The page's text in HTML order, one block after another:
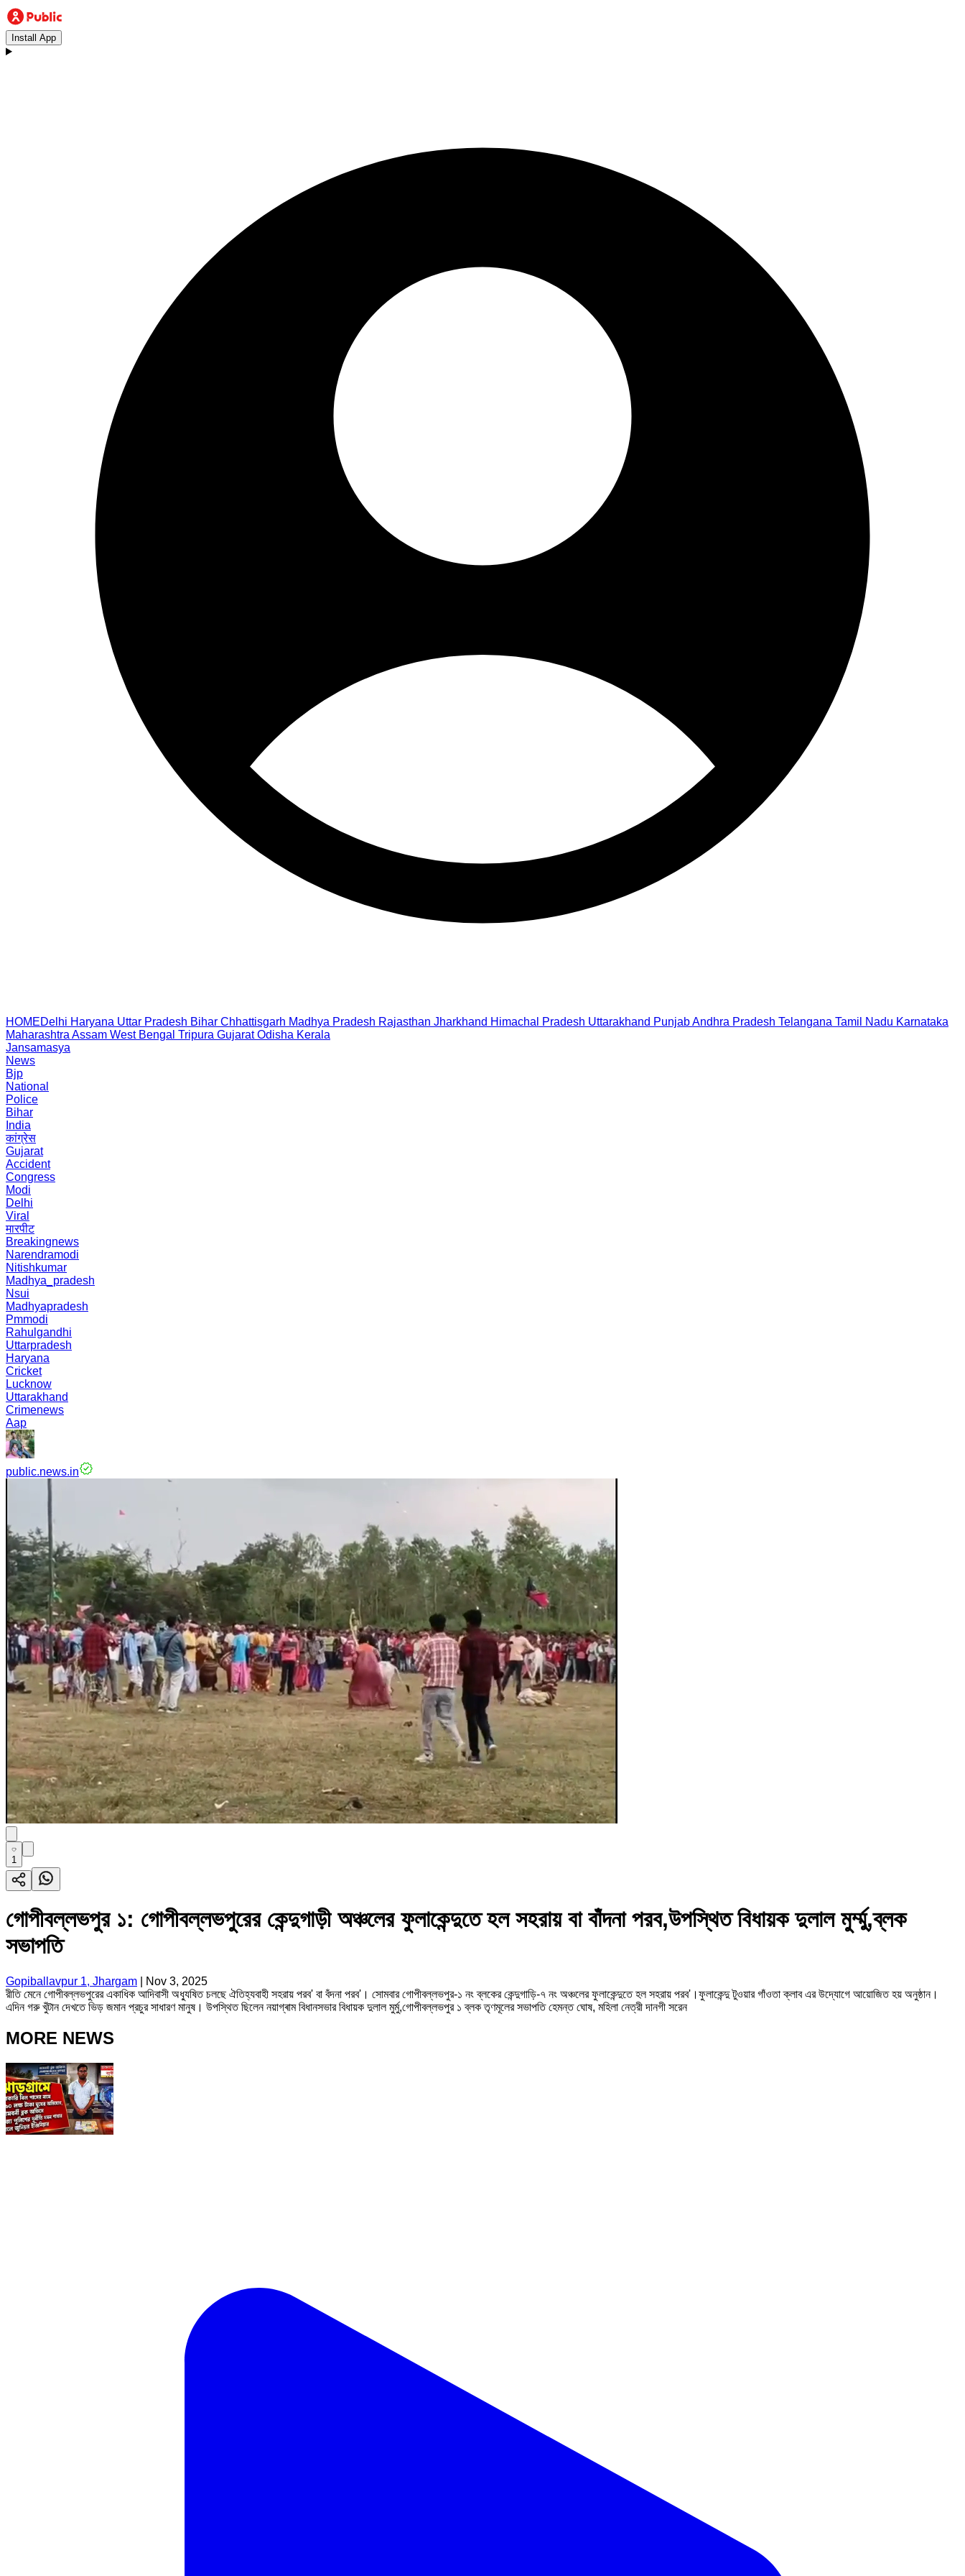
Install App
HOMEDelhi Haryana Uttar Pradesh Bihar Chhattisgarh Madhya Pradesh Rajasthan Jharkhand Himachal Pradesh Uttarakhand PunjabAndhra Pradesh Telangana Tamil Nadu Karnataka
Maharashtra Assam West Bengal Tripura Gujarat Odisha Kerala
Jansamasya
News
Bjp
National
Police
Bihar
India
कांग्रेस
Gujarat
Accident
Congress
Modi
Delhi
Viral
मारपीट
Breakingnews
Narendramodi
Nitishkumar
Madhya_pradesh
Nsui
Madhyapradesh
Pmmodi
Rahulgandhi
Uttarpradesh
Haryana
Cricket
Lucknow
Uttarakhand
Crimenews
Aap
public.news.in
1
গোপীবল্লভপুর ১: গোপীবল্লভপুরের কেন্দুগাড়ী অঞ্চলের ফুলাকেন্দুতে হল সহরায় বা বাঁদনা পরব,উপস্থিত বিধায়ক দুলাল মুর্ম্মু,ব্লক
সভাপতি
Gopiballavpur 1, Jhargam
Nov 3, 2025
রীতি মেনে গোপীবল্লভপুরের একাধিক আদিবাসী অধ্যুষিত চলছে ঐতিহ্যবাহী সহরায় পরব' বা বঁদনা পরব'। সোমবার গোপীবল্লভপুর-১ নং ব্লকের কেন্দুগাড়ি-৭ নং অঞ্চলের ফুলাকেন্দুতে হল সহরায় পরব'।ফুলাকেন্দু টুওয়ার গাঁওতা ক্লাব এর উদ্যোগে আয়োজিত হয় অনুষ্ঠান।
এদিন গরু খুঁটান দেখতে ভিড় জমান প্রচুর সাধারণ মানুষ। উপস্থিত ছিলেন নয়াগ্ৰাম বিধানসভার বিধায়ক দুলাল মুর্মু,গোপীবল্লভপুর ১ ব্লক তৃণমূলের সভাপতি হেমন্ত ঘোষ, মহিলা নেত্রী দানগী সরেন
MORE NEWS